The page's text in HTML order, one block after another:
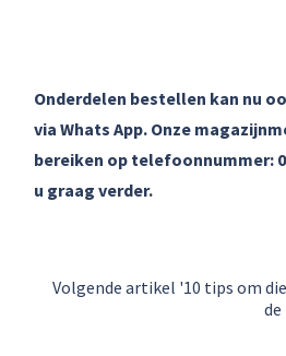
Onderdelen bestellen kan nu
via Whats App. Onze
bereiken op telefoonnummer:
u graag verder.
Volgende artikel '10 tips om